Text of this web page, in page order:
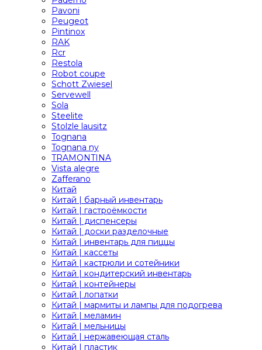
Pavoni
Peugeot
Pintinox
RAK
Rcr
Restola
Robot coupe
Schott Zwiesel
Servewell
Sola
Steelite
Stolzle lausitz
Tognana
Tognana ny
TRAMONTINA
Vista alegre
Zafferano
Китай
Китай | барный инвентарь
Китай | гастроёмкости
Китай | диспенсеры
Китай | доски разделочные
Китай | инвентарь для пиццы
Китай | кассеты
Китай | кастрюли и сотейники
Китай | кондитерский инвентарь
Китай | контейнеры
Китай | лопатки
Китай | мармиты и лампы для подогрева
Китай | меламин
Китай | мельницы
Китай | нержавеющая сталь
Китай | пластик